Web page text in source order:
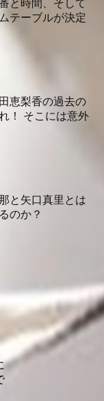
と時間、そして
テーブルが決定
恵梨香の過去の
！ そこには意外
と矢口真里とは
のか？